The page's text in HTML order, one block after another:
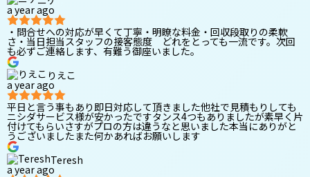
a year ago
・問合せへの対応が早くて丁寧・明瞭な料金・回収段取りの柔軟
さ・当日担当スタッフの接客態度 どれをとっても一流です。次回
も必ずご連絡します、有難う御座いました。
りえこ
a year ago
平日と言う事もあり即日対応して頂きました他社で見積もりしても
ニシダサービス様が安かったですタンス4つもありましたが素早く片
付けてもらいさすがプロの方は違うなと思いました本当にありがと
うございましたまた何かあればお願いします
Teresh
a year ago